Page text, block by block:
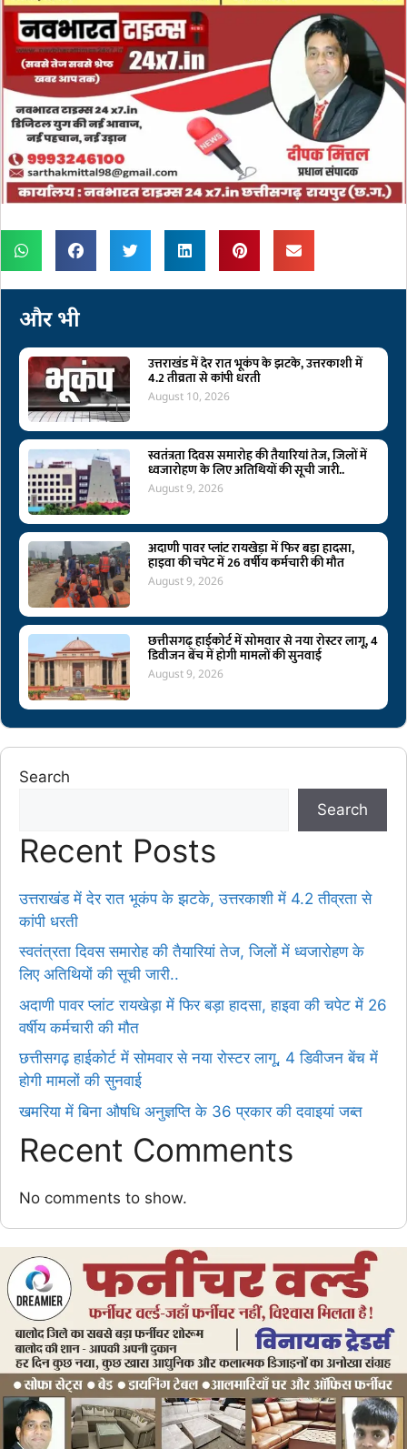
और भी
उत्तराखंड में देर रात भूकंप के झटके, उत्तरकाशी में
4.2 तीव्रता से कांपी धरती
August 10, 2026
स्वतंत्रता दिवस समारोह की तैयारियां तेज, जिलों में
ध्वजारोहण के लिए अतिथियों की सूची जारी..
August 9, 2026
अदाणी पावर प्लांट रायखेड़ा में फिर बड़ा हादसा,
हाइवा की चपेट में 26 वर्षीय कर्मचारी की मौत
August 9, 2026
छत्तीसगढ़ हाईकोर्ट में सोमवार से नया रोस्टर लागू, 4
डिवीजन बेंच में होगी मामलों की सुनवाई
August 9, 2026
Search
Search
Recent Posts
उत्तराखंड में देर रात भूकंप के झटके, उत्तरकाशी में 4.2 तीव्रता से
कांपी धरती
स्वतंत्रता दिवस समारोह की तैयारियां तेज, जिलों में ध्वजारोहण के
लिए अतिथियों की सूची जारी..
अदाणी पावर प्लांट रायखेड़ा में फिर बड़ा हादसा, हाइवा की चपेट में 26
वर्षीय कर्मचारी की मौत
छत्तीसगढ़ हाईकोर्ट में सोमवार से नया रोस्टर लागू, 4 डिवीजन बेंच में
होगी मामलों की सुनवाई
खमरिया में बिना औषधि अनुज्ञप्ति के 36 प्रकार की दवाइयां जब्त
Recent Comments
No comments to show.